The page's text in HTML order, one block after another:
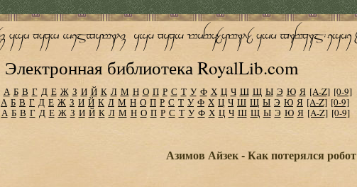
Электронная библиотека RoyalLib.com
А Б В Г Д Е Ж З И Й К Л М Н О П Р С Т У Ф Х Ц Ч Ш Щ Ы Э Ю Я [A-Z] [0-9]
А Б В Г Д Е Ж З И Й К Л М Н О П Р С Т У Ф Х Ц Ч Ш Щ Ы Э Ю Я [A-Z] [0-9]
А Б В Г Д Е Ж З И Й К Л М Н О П Р С Т У Ф Х Ц Ч Ш Щ Ы Э Ю Я [A-Z] [0-9]
Азимов Айзек - Как потерялся робот